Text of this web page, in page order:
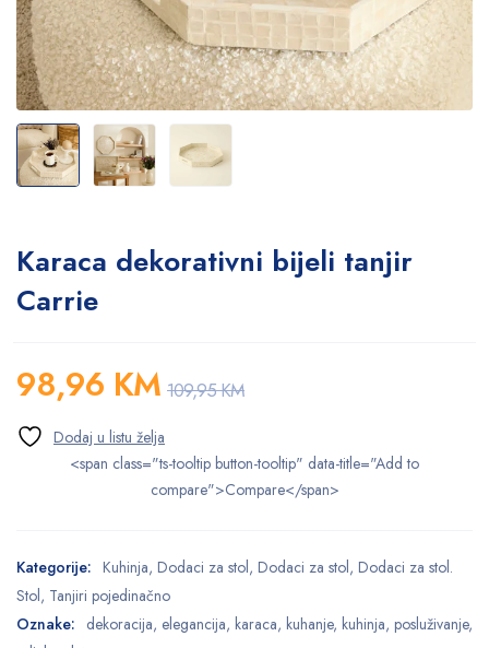
Karaca dekorativni bijeli tanjir
Carrie
109,95KM
98,96 KM
<span class="ts-tooltip button-tooltip" data-title="Add to
compare">Compare</span>
Kategorije: Kuhinja, Dodaci za stol, Dodaci za stol, Dodaci za stol.
Stol, Tanjiri pojedinačno
Oznake: dekoracija, elegancija, karaca, kuhanje, kuhinja, posluživanje,